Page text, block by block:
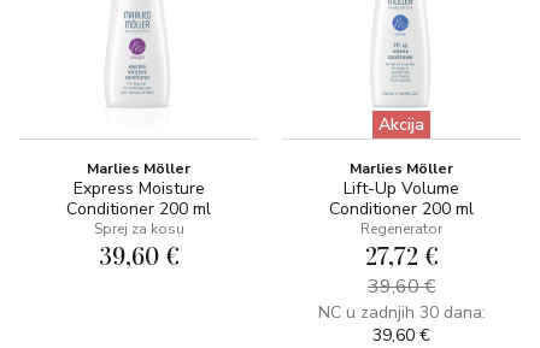
Marlies Möller
Express Moisture
Conditioner 200 ml
Sprej za kosu
39,60 €
Akcija
Marlies Möller
Lift-Up Volume
Conditioner 200 ml
Regenerator
27,72 €
39,60 €
NC u zadnjih 30 dana:
39,60 €